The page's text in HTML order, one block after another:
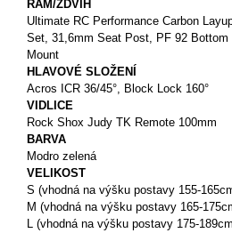
RÁM/ZDVIH
Ultimate RC Performance Carbon
Set, 31,6mm Seat Post, PF 92
Mount
HLAVOVÉ SLOŽENÍ
Acros ICR 36/45°, Block Lock 160°
VIDLICE
Rock Shox Judy TK Remote 100mm
BARVA
Modro zelená
VELIKOST
S (vhodná na výšku postavy 155-
M (vhodná na výšku postavy 165-
L (vhodná na výšku postavy 175-